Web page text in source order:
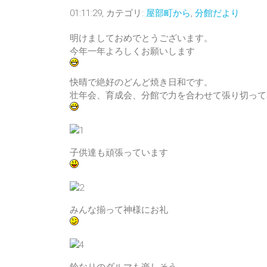
01:11:29, カテゴリ: 屋部町から, 分館だより
明けましておめでとうございます。
今年一年よろしくお願いします
快晴で絶好のどんど焼き日和です。
壮年会、育成会、分館で力を合わせて張り切っ
子供達も頑張っています
みんな揃って神様にお礼